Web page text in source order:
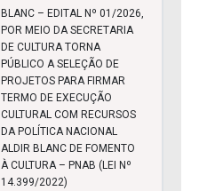
BLANC – EDITAL Nº 01/2026,
POR MEIO DA SECRETARIA
DE CULTURA TORNA
PÚBLICO A SELEÇÃO DE
PROJETOS PARA FIRMAR
TERMO DE EXECUÇÃO
CULTURAL COM RECURSOS
DA POLÍTICA NACIONAL
ALDIR BLANC DE FOMENTO
À CULTURA – PNAB (LEI Nº
14.399/2022)